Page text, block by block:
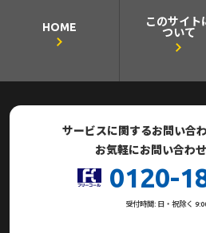
HOME
このサイト
ついて
サービスに関するお問い合
お気軽にお問い合わせ
0120-
受付時間: 日・祝除く